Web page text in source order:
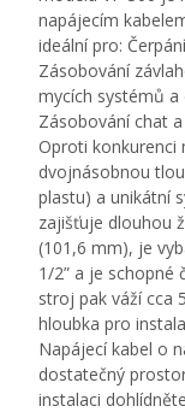
napájecím
ideální pro:
Zásobování
mycích systémů
Zásobování chat
Oproti konkurenci
dvojnásobnou
plastu) a unikátní
zajišťuje dlouhou
(101,6 mm), je
1/2” a je schopné
stroj pak váží cca
hloubka pro
Napájecí kabel o
dostatečný
instalaci